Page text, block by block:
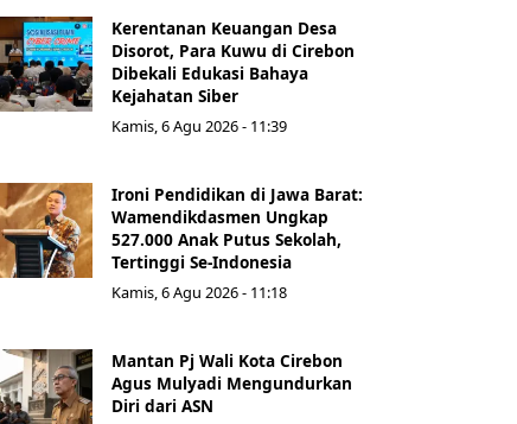
Kerentanan Keuangan Desa
Disorot, Para Kuwu di Cirebon
Dibekali Edukasi Bahaya
Kejahatan Siber
Kamis, 6 Agu 2026 - 11:39
Ironi Pendidikan di Jawa Barat:
Wamendikdasmen Ungkap
527.000 Anak Putus Sekolah,
Tertinggi Se-Indonesia
Kamis, 6 Agu 2026 - 11:18
Mantan Pj Wali Kota Cirebon
Agus Mulyadi Mengundurkan
Diri dari ASN